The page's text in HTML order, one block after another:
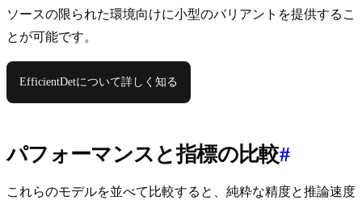
ソースの限られた環境向けに小型のバリアントを提供するこ
とが可能です。
EfficientDetについて詳しく知る
パフォーマンスと指標の比較#
これらのモデルを並べて比較すると、純粋な精度と推論速度